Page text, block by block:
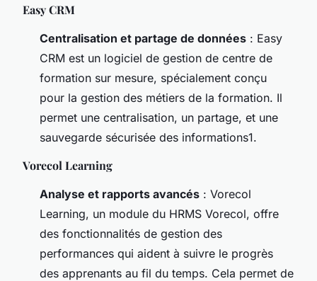
Easy CRM
Centralisation et partage de données : Easy
CRM est un logiciel de gestion de centre de
formation sur mesure, spécialement conçu
pour la gestion des métiers de la formation. Il
permet une centralisation, un partage, et une
sauvegarde sécurisée des informations1.
Vorecol Learning
Analyse et rapports avancés : Vorecol
Learning, un module du HRMS Vorecol, offre
des fonctionnalités de gestion des
performances qui aident à suivre le progrès
des apprenants au fil du temps. Cela permet de